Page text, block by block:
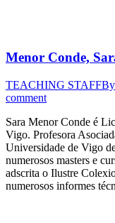
Menor Conde,
TEACHING STAFFBy
comment
Sara Menor Conde é
Vigo. Profesora
Universidade de Vigo
numerosos masters e
adscrita o Ilustre
numerosos informes